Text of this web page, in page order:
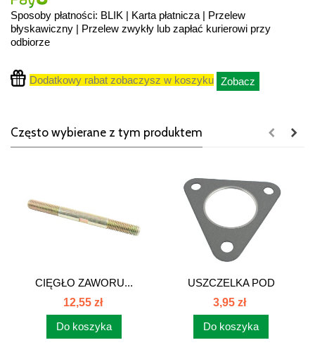
Sposoby płatności: BLIK | Karta płatnicza | Przelew
błyskawiczny | Przelew zwykły lub zapłać kurierowi przy
odbiorze
Dodatkowy rabat zobaczysz w koszyku Zobacz
Często wybierane z tym produktem
CIĘGŁO ZAWORU...
12,55 zł
Do koszyka
USZCZELKA POD
KOLEKTOR
WYDECHOWY...
3,95 zł
Do koszyka